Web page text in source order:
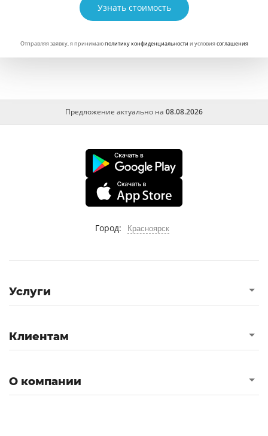
Узнать стоимость
Отправляя заявку, я принимаюполитику конфиденциальности и условиясоглашения
Предложение актуально на 08.08.2026
Город: Красноярск
Услуги
Клиентам
О компании